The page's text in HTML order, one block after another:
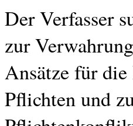
Der Verfasser
zur
Ansätze für
Pflichten und